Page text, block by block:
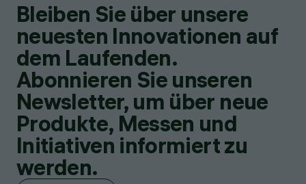
Bleiben Sie über unsere
neuesten Innovationen auf
dem Laufenden.
Abonnieren Sie unseren
Newsletter, um über neue
Produkte, Messen und
Initiativen informiert zu
werden.